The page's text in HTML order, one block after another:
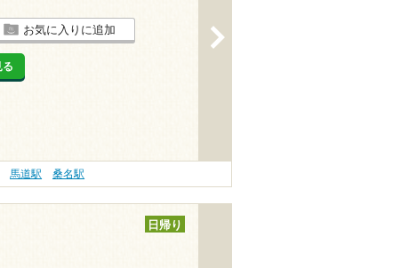
お気に入りに追加
馬道駅 桑名駅
日帰り